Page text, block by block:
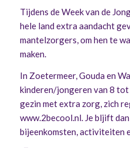
Tijdens de Week van de
hele land extra aandacht
mantelzorgers, om hen te
maken.
In Zoetermeer, Gouda en
kinderen/jongeren van 8
gezin met extra zorg, zich
www.2becool.nl. Je bljift
bijeenkomsten, activiteiten